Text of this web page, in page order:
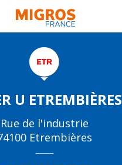
U ETREMBIÈRES
Rue de l'industrie
Etrembières